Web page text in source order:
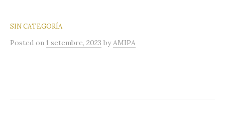
SIN CATEGORÍA
Posted on 1 setembre, 2023 byAMIPA